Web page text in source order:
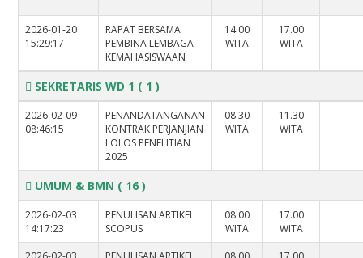
2026-01-20
15:29:17
RAPAT BERSAMA
PEMBINA LEMBAGA
KEMAHASISWAAN
14.00
WITA
17.00
WITA
SEKRETARIS WD 1 ( 1 )
2026-02-09
08:46:15
PENANDATANGANAN
KONTRAK PERJANJIAN
LOLOS PENELITIAN
2025
08.30
WITA
11.30
WITA
UMUM & BMN ( 16 )
2026-02-03
14:17:23
PENULISAN ARTIKEL
SCOPUS
08.00
WITA
17.00
WITA